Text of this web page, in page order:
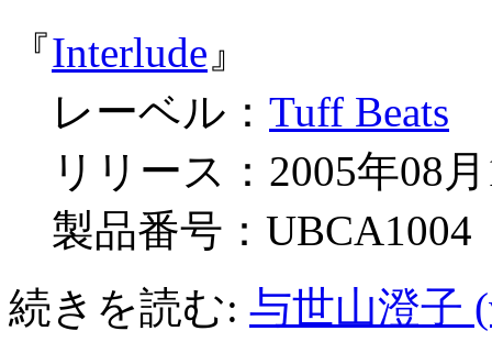
『Interlude 』
レーベル： Tuff Beats
リリース：2005年08
製品番号：UBCA1004
続きを読む: 与世山澄子